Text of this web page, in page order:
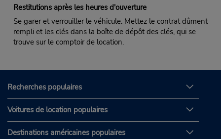
Restitutions après les heures d'ouverture
Se garer et verrouiller le véhicule. Mettez le contrat dûment
rempli et les clés dans la boîte de dépôt des clés, qui se
trouve sur le comptoir de location.
Recherches populaires
Voitures de location populaires
Destinations américaines populaires